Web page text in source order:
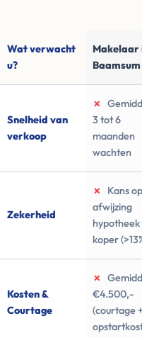
Wat verwacht
u?
Makelaar
Baamsum
Snelheid van
verkoop
✗
3 tot 6
maanden
wachten
Zekerheid
✗
Kans op
afwijzing
hypotheek
koper
Kosten &
Courtage
✗
€4.500,-
(courtage +